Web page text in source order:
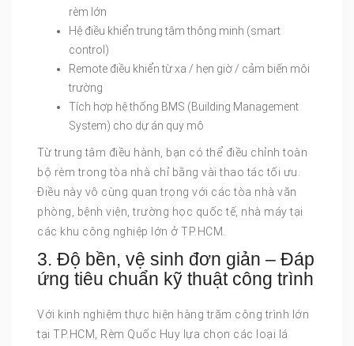
rèm lớn
Hệ điều khiển trung tâm thông minh (smart
control)
Remote điều khiển từ xa / hẹn giờ / cảm biến môi
trường
Tích hợp hệ thống BMS (Building Management
System) cho dự án quy mô
Từ trung tâm điều hành, bạn có thể điều chỉnh toàn
bộ rèm trong tòa nhà chỉ bằng vài thao tác tối ưu.
Điều này vô cùng quan trọng với các tòa nhà văn
phòng, bệnh viện, trường học quốc tế, nhà máy tại
các khu công nghiệp lớn ở TP.HCM.
3. Độ bền, vệ sinh đơn giản – Đáp
ứng tiêu chuẩn kỹ thuật công trình
Với kinh nghiệm thực hiện hàng trăm công trình lớn
tại TP.HCM, Rèm Quốc Huy lựa chọn các loại lá